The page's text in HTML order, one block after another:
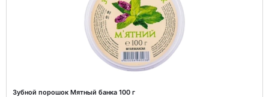
Зубной порошок Мятный банка 100 г